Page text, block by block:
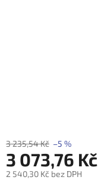
3 235,54 Kč –5 %
3 073,76 Kč
2 540,30 Kč bez DPH